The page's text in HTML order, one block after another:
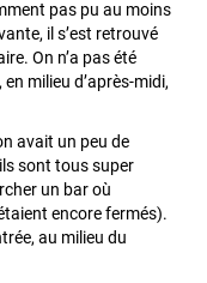
pas pu au moins
il s’est retrouvé
On n’a pas été
milieu d’après-midi,
avait un peu de
sont tous super
un bar où
encore fermés).
au milieu du